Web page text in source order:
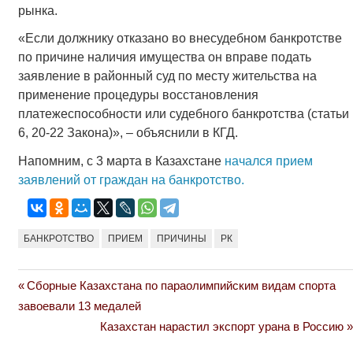
рынка.
«Если должнику отказано во внесудебном банкротстве
по причине наличия имущества он вправе подать
заявление в районный суд по месту жительства на
применение процедуры восстановления
платежеспособности или судебного банкротства (статьи
6, 20-22 Закона)», – объяснили в КГД.
Напомним, с 3 марта в Казахстане начался прием
заявлений от граждан на банкротство.
БАНКРОТСТВО ПРИЕМ ПРИЧИНЫ РК
Навигация
Previous
Post:
Сборные Казахстана по параолимпийским видам спорта
завоевали 13 медалей
Next
Казахстан нарастил экспорт урана в Россию